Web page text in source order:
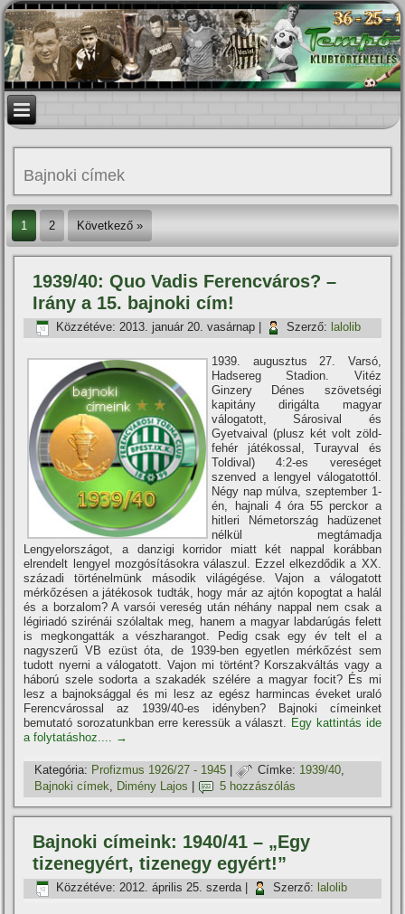
Bajnoki cí­mek
1 2 Következő »
1939/40: Quo Vadis Ferencváros? –
Irány a 15. bajnoki cí­m!
Közzétéve: 2013. január 20. vasárnap Szerző: lalolib
1939. augusztus 27. Varsó,
Hadsereg Stadion. Vitéz
Ginzery Dénes szövetségi
kapitány dirigálta magyar
válogatott, Sárosival és
Gyetvaival (plusz két volt zöld-
fehér játékossal, Turayval és
Toldival) 4:2-es vereséget
szenved a lengyel válogatottól.
Négy nap múlva, szeptember 1-
én, hajnali 4 óra 55 perckor a
hitleri Németország hadüzenet
nélkül megtámadja
Lengyelországot, a danzigi korridor miatt két nappal korábban
elrendelt lengyel mozgósí­tásokra válaszul. Ezzel elkezdődik a XX.
századi történelmünk második világégése. Vajon a válogatott
mérkőzésen a játékosok tudták, hogy már az ajtón kopogtat a halál
és a borzalom? A varsói vereség után néhány nappal nem csak a
légiriadó szirénái szólaltak meg, hanem a magyar labdarúgás felett
is megkongatták a vészharangot. Pedig csak egy év telt el a
nagyszerű VB ezüst óta, de 1939-ben egyetlen mérkőzést sem
tudott nyerni a válogatott. Vajon mi történt? Korszakváltás vagy a
háború szele sodorta a szakadék szélére a magyar focit? És mi
lesz a bajnoksággal és mi lesz az egész harmincas éveket uraló
Ferencvárossal az 1939/40-es idényben? Bajnoki cí­meinket
bemutató sorozatunkban erre keressük a választ. Egy kattintás ide
a folytatáshoz.... →
Kategória: Profizmus 1926/27 - 1945 | Címke: 1939/40,
Bajnoki cí­mek, Dimény Lajos 5 hozzászólás
Bajnoki cí­meink: 1940/41 – „Egy
tizenegyért, tizenegy egyért!”
Közzétéve: 2012. április 25. szerda| Szerző: lalolib